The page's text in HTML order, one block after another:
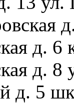
д. 6
д. 8
д. 5